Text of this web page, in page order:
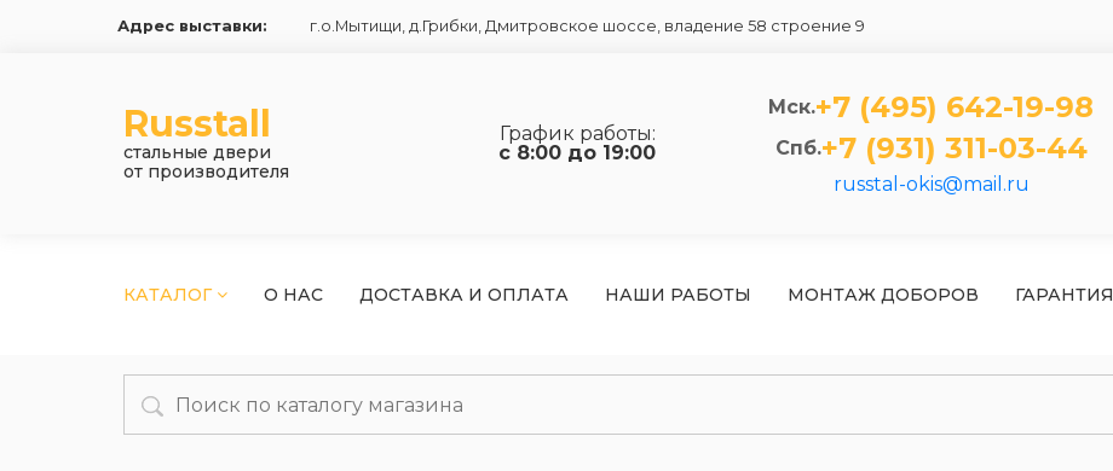
Адрес выставки: г.о.Мытищи, д.Грибки, Дмитровское шоссе, владение 58 строение 9
Russtall
стальные двери
от производителя
График работы:
с 8:00 до 19:00
Мск.+7 (495) 642-19-98
Спб.+7 (931) 311-03-44
russtal-okis@mail.ru
КАТАЛОГ О НАС ДОСТАВКА И ОПЛАТА НАШИ РАБОТЫ МОНТАЖ ДОБОРОВ ГАРАНТИЯ